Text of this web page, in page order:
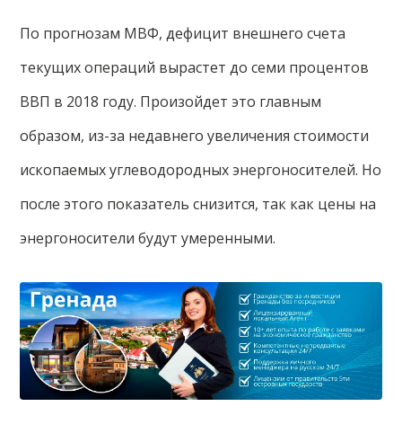
По прогнозам МВФ, дефицит внешнего счета
текущих операций вырастет до семи процентов
ВВП в 2018 году. Произойдет это главным
образом, из-за недавнего увеличения стоимости
ископаемых углеводородных энергоносителей. Но
после этого показатель снизится, так как цены на
энергоносители будут умеренными.